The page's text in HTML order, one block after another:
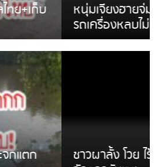
บถังน้ำดื่มตกกลางถนน
มบาดเจ็บ
น่วยงานดูแล ดินสไลด์ ต้อง